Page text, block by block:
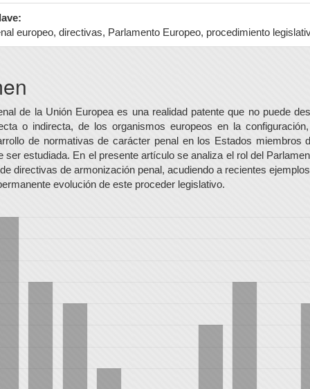
europeo, directivas, Parlamento Europeo, procedimiento
de la Unión Europea es una realidad patente que no puede
o indirecta, de los organismos europeos en la
de normativas de carácter penal en los Estados miembros
ser estudiada. En el presente artículo se analiza el rol del
directivas de armonización penal, acudiendo a recientes
evolución de este proceder legislativo.